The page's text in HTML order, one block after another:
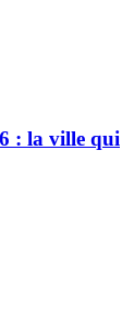
: la ville qui